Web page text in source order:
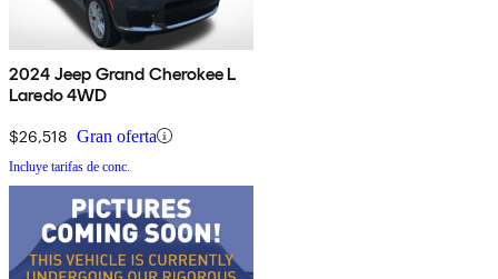
2024 Jeep Grand Cherokee L
Laredo 4WD
$26,518 Gran oferta
Incluye tarifas de conc.